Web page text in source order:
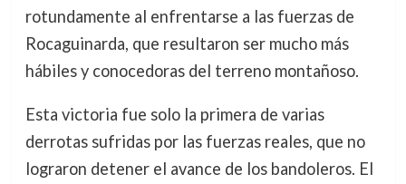
rotundamente al enfrentarse a las fuerzas de
Rocaguinarda, que resultaron ser mucho más
hábiles y conocedoras del terreno montañoso.
Esta victoria fue solo la primera de varias
derrotas sufridas por las fuerzas reales, que no
lograron detener el avance de los bandoleros. El